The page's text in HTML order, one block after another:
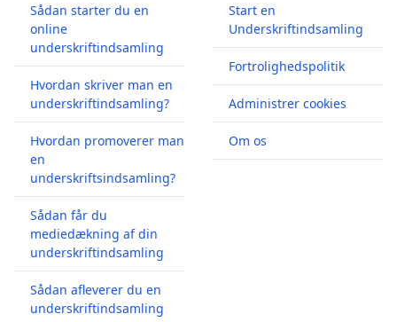
Sådan starter du en
online
underskriftindsamling
Hvordan skriver man en
underskriftindsamling?
Hvordan promoverer man
en
underskriftsindsamling?
Sådan får du
mediedækning af din
underskriftindsamling
Sådan afleverer du en
underskriftindsamling
Start en
Underskriftindsamling
Fortrolighedspolitik
Administrer cookies
Om os